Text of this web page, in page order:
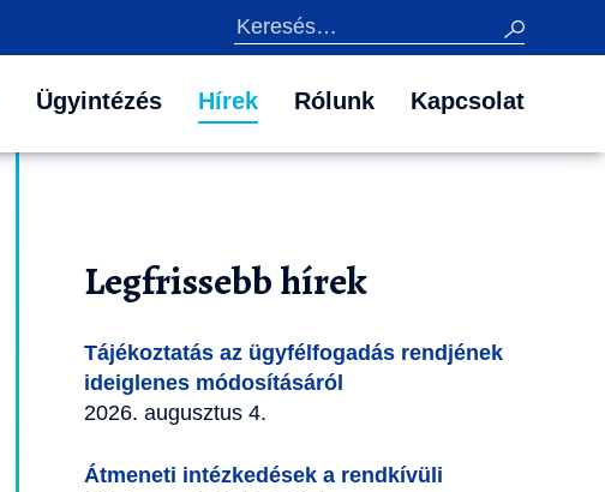
Keresés
Ügyintézés Hírek Rólunk Kapcsolat
Legfrissebb hírek
Tájékoztatás az ügyfélfogadás rendjének
ideiglenes módosításáról
2026. augusztus 4.
Átmeneti intézkedések a rendkívüli